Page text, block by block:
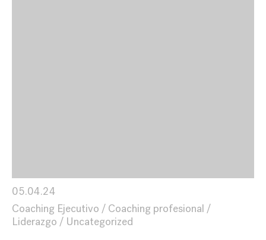
05.04.24
Coaching Ejecutivo
Coaching profesional
Liderazgo
Uncategorized